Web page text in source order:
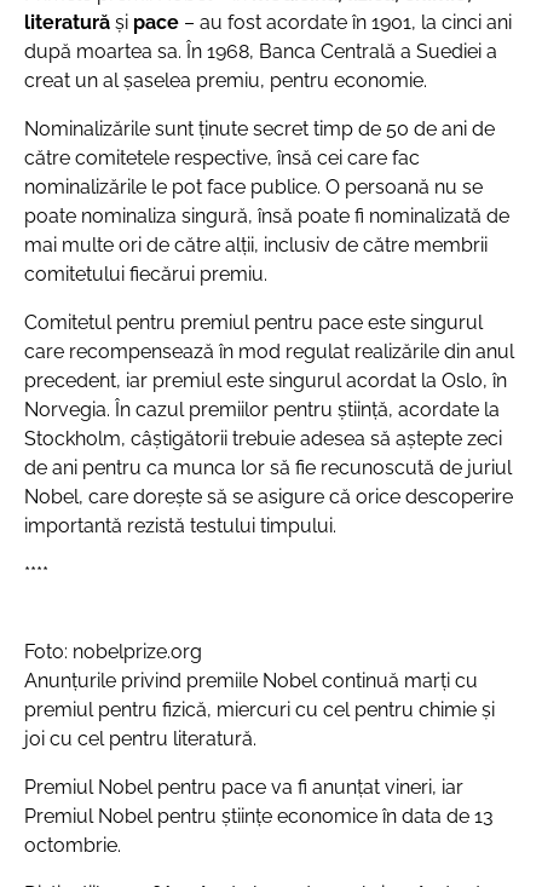
literatură şi pace – au fost acordate în 1901, la cinci ani
după moartea sa. În 1968, Banca Centrală a Suediei a
creat un al şaselea premiu, pentru economie.
Nominalizările sunt ţinute secret timp de 50 de ani de
către comitetele respective, însă cei care fac
nominalizările le pot face publice. O persoană nu se
poate nominaliza singură, însă poate fi nominalizată de
mai multe ori de către alţii, inclusiv de către membrii
comitetului fiecărui premiu.
Comitetul pentru premiul pentru pace este singurul
care recompensează în mod regulat realizările din anul
precedent, iar premiul este singurul acordat la Oslo, în
Norvegia. În cazul premiilor pentru ştiinţă, acordate la
Stockholm, câştigătorii trebuie adesea să aştepte zeci
de ani pentru ca munca lor să fie recunoscută de juriul
Nobel, care doreşte să se asigure că orice descoperire
importantă rezistă testului timpului.
****
Foto: nobelprize.org
Anunţurile privind premiile Nobel continuă marţi cu
premiul pentru fizică, miercuri cu cel pentru chimie şi
joi cu cel pentru literatură.
Premiul Nobel pentru pace va fi anunţat vineri, iar
Premiul Nobel pentru ştiinţe economice în data de 13
octombrie.